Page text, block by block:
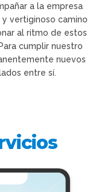
a la empresa
vertiginoso camino
al ritmo de estos
cumplir nuestro
nuevos
entre sí.